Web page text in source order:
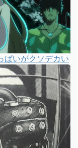
ぱいがクソデカい